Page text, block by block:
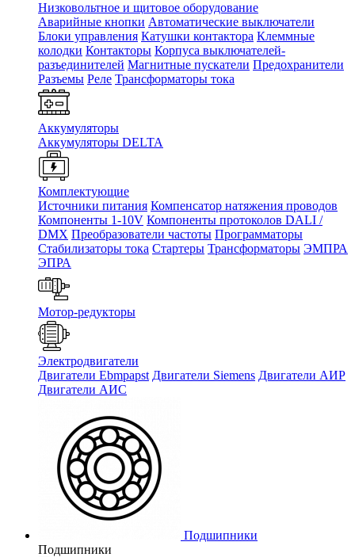
Низковольтное и щитовое оборудование
Аварийные кнопки Автоматические выключатели
Блоки управления Катушки контактора Клеммные
колодки Контакторы Корпуса выключателей-
разъединителей Магнитные пускатели Предохранители
Разъемы Реле Трансформаторы тока
Аккумуляторы
Аккумуляторы DELTA
Комплектующие
Источники питания Компенсатор натяжения проводов
Компоненты 1-10V Компоненты протоколов DALI /
DMX Преобразователи частоты Программаторы
Стабилизаторы тока Стартеры Трансформаторы ЭМПРА
ЭПРА
Мотор-редукторы
Электродвигатели
Двигатели Ebmpapst Двигатели Siemens Двигатели АИР
Двигатели АИС
Подшипники
Подшипники